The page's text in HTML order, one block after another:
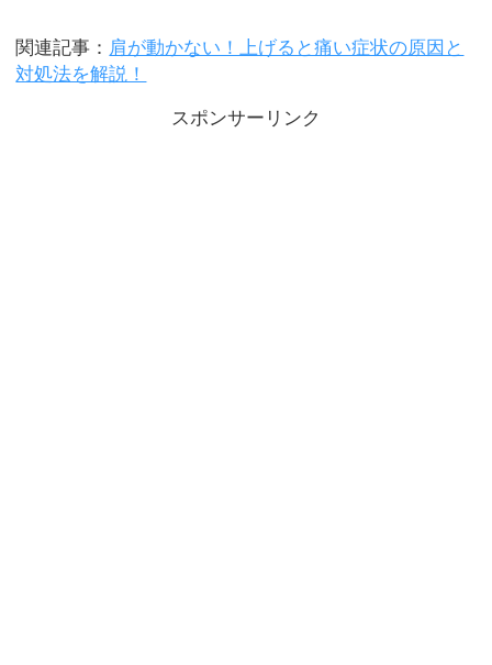
関連記事： 肩が動かない！上げると痛い症状の原因と
対処法を解説！
スポンサーリンク